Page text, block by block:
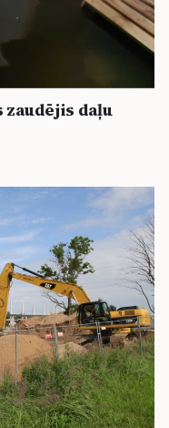
zaudējis daļu